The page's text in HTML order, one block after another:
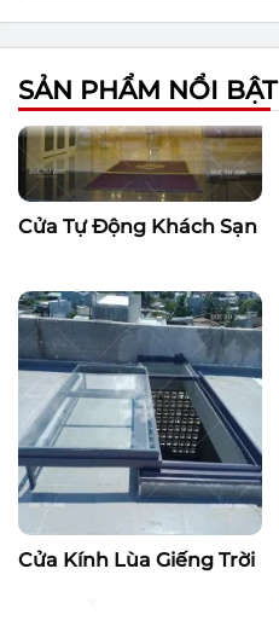
Cửa Cuốn Nhanh Đức
SẢN PHẨM NỔI BẬT
Cửa Tự Động Khách Sạn
Cửa Kính Lùa Giếng Trời